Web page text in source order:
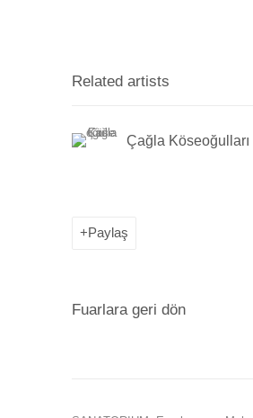
Related artists
Çağla Köseoğulları
Paylaş
Fuarlara geri dön